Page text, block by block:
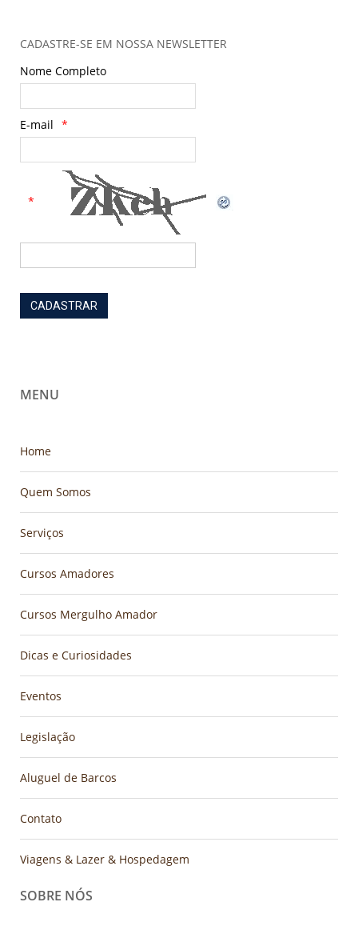
CADASTRE-SE EM NOSSA NEWSLETTER
Nome Completo
E-mail
MENU
Home
Quem Somos
Serviços
Cursos Amadores
Cursos Mergulho Amador
Dicas e Curiosidades
Eventos
Legislação
Aluguel de Barcos
Contato
Viagens & Lazer & Hospedagem
SOBRE NÓS